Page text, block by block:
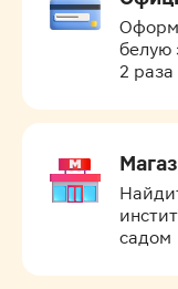
белую
2 раза
садом